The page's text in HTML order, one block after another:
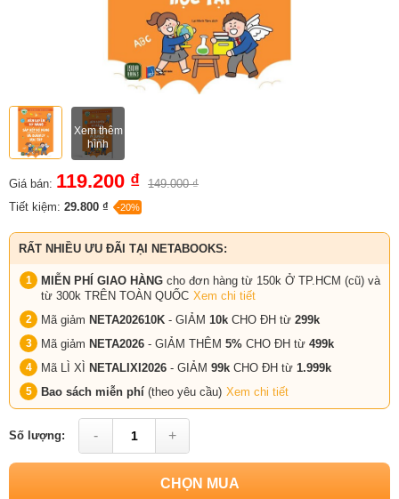
Xem thêm
hình
Giá bán: 119.200 ₫ 149.000 ₫
Tiết kiệm: 29.800 ₫ -20%
RẤT NHIỀU ƯU ĐÃI TẠI NETABOOKS:
MIỄN PHÍ GIAO HÀNG cho đơn hàng từ 150k Ở TP.HCM (cũ) và
từ 300k TRÊN TOÀN QUỐC Xem chi tiết
Mã giảm NETA202610K - GIẢM 10k CHO ĐH từ 299k
Mã giảm NETA2026 - GIẢM THÊM 5% CHO ĐH từ 499k
Mã LÌ XÌ NETALIXI2026 - GIẢM 99k CHO ĐH từ 1.999k
Bao sách miễn phí (theo yêu cầu) Xem chi tiết
Số lượng: - +
CHỌN MUA